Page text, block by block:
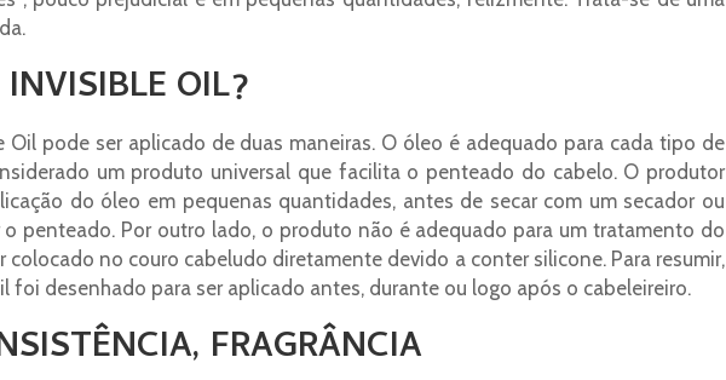
OIL?
Oil pode ser aplicado de duas maneiras. O óleo é adequado para cada tipo de
um produto universal que facilita o penteado do cabelo. O produtor
do óleo em pequenas quantidades, antes de secar com um secador ou
penteado. Por outro lado, o produto não é adequado para um tratamento do
colocado no couro cabeludo diretamente devido a conter silicone. Para resumir,
foi desenhado para ser aplicado antes, durante ou logo após o cabeleireiro.
FRAGRÂNCIA